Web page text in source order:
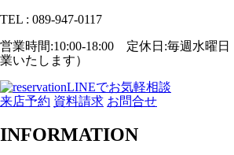
TEL : 089-947-0117
営業時間:10:00-18:00 定休日:毎週水曜日
業いたします）
LINEでお気軽相談
来店予約 資料請求 お問合せ
INFORMATION